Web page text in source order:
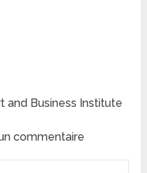
and Business Institute
commentaire